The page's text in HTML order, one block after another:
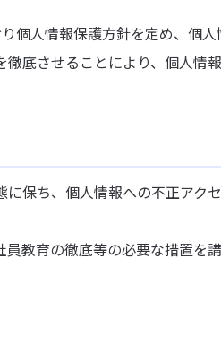
人情報保護方針を定め、個人
底させることにより、個人情
保ち、個人情報への不正アク
教育の徹底等の必要な措置を